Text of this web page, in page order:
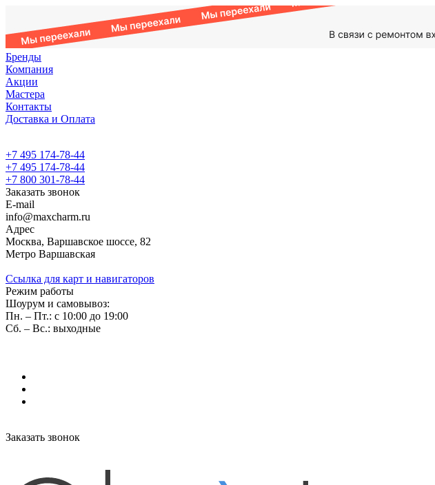
Бренды
Компания
Акции
Мастера
Контакты
Доставка и Оплата
+7 495 174-78-44
+7 495 174-78-44
+7 800 301-78-44
Заказать звонок
E-mail
info@maxcharm.ru
Адрес
Москва, Варшавское шоссе, 82
Метро Варшавская
Ссылка для карт и навигаторов
Режим работы
Шоурум и самовывоз:
Пн. – Пт.: с 10:00 до 19:00
Сб. – Вс.: выходные
Заказать звонок